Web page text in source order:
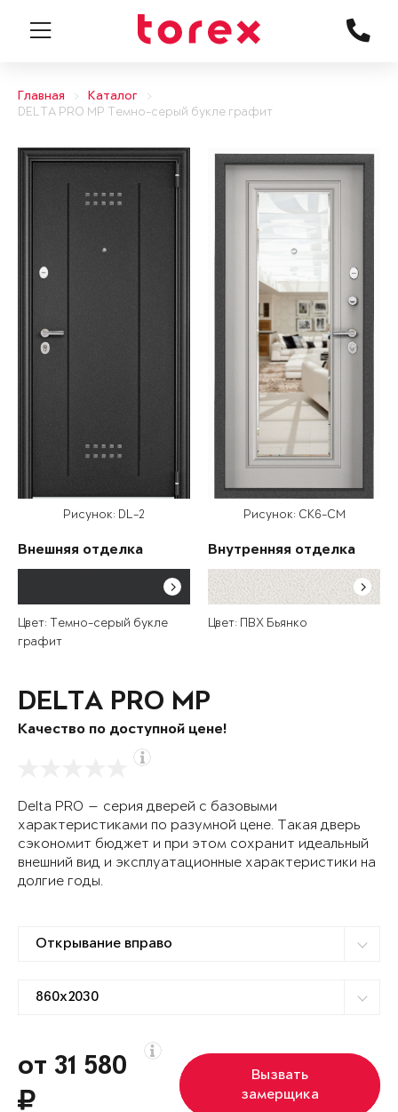
Главная
Каталог
DELTA PRO MP Темно-серый букле графит
Рисунок: DL-2
Внешняя отделка
Цвет: Темно-серый букле
графит
Рисунок: СК6-СМ
Внутренняя отделка
Цвет: ПВХ Бьянко
DELTA PRO MP
Качество по доступной цене!
Delta PRO — серия дверей с базовыми
характеристиками по разумной цене. Такая дверь
сэкономит бюджет и при этом сохранит идеальный
внешний вид и эксплуатационные характеристики на
долгие годы.
от 31 580
Вызвать
замерщика